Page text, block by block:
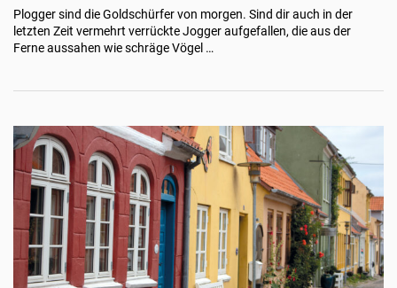
Plogger sind die Goldschürfer von morgen. Sind dir auch in der
letzten Zeit vermehrt verrückte Jogger aufgefallen, die aus der
Ferne aussahen wie schräge Vögel …